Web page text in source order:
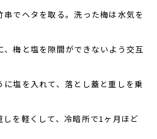
でヘタを取る。洗った梅は水気を
梅と塩を隙間ができないよう交互
塩を入れて、落とし蓋と重しを乗
を軽くして、冷暗所で1ヶ月ほど